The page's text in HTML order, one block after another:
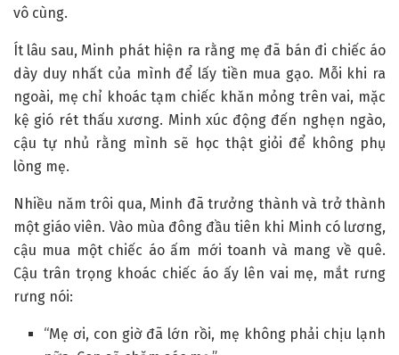
vô cùng.
Ít lâu sau, Minh phát hiện ra rằng mẹ đã bán đi chiếc áo
dày duy nhất của mình để lấy tiền mua gạo. Mỗi khi ra
ngoài, mẹ chỉ khoác tạm chiếc khăn mỏng trên vai, mặc
kệ gió rét thấu xương. Minh xúc động đến nghẹn ngào,
cậu tự nhủ rằng mình sẽ học thật giỏi để không phụ
lòng mẹ.
Nhiều năm trôi qua, Minh đã trưởng thành và trở thành
một giáo viên. Vào mùa đông đầu tiên khi Minh có lương,
cậu mua một chiếc áo ấm mới toanh và mang về quê.
Cậu trân trọng khoác chiếc áo ấy lên vai mẹ, mắt rưng
rưng nói:
“Mẹ ơi, con giờ đã lớn rồi, mẹ không phải chịu lạnh